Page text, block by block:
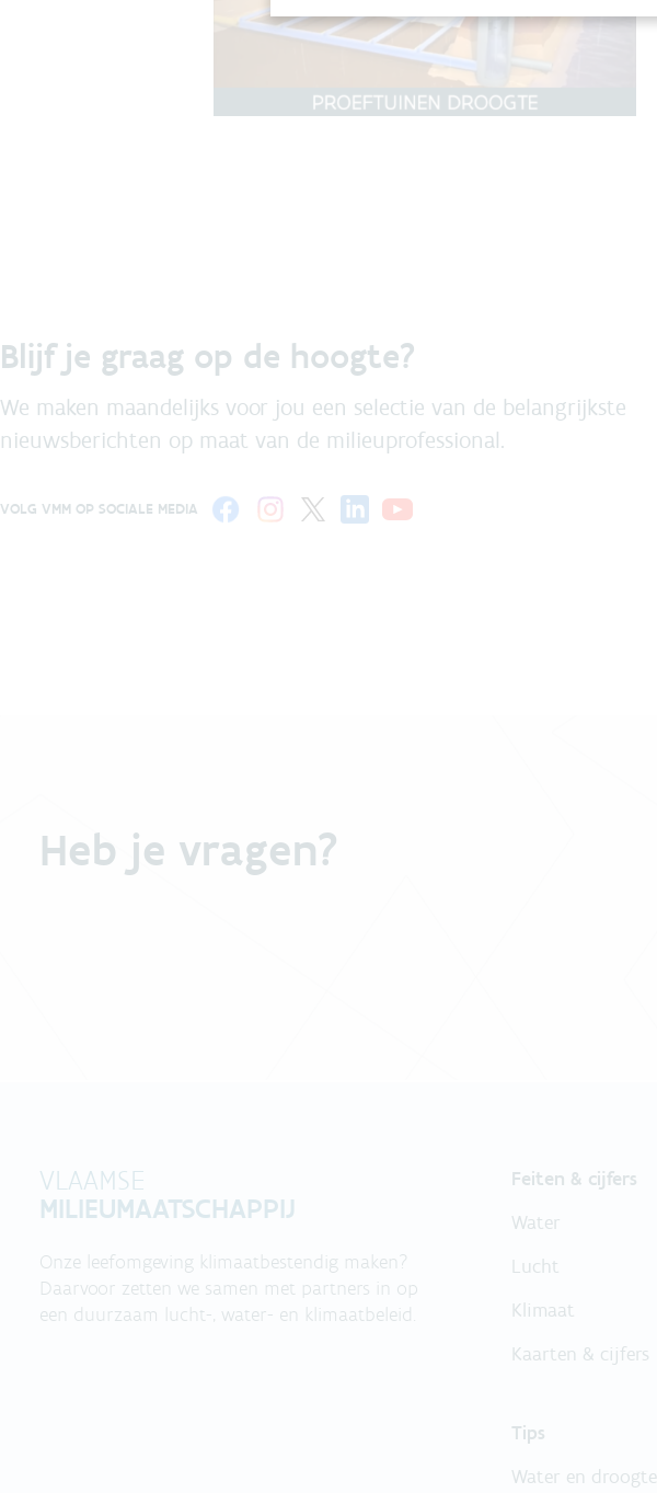
Blijf je graag op de hoogte?
We maken maandelijks voor jou een selectie van de belangrijkste
nieuwsberichten op maat van de milieuprofessional.
VOLG VMM OP SOCIALE MEDIA
Heb je vragen?
VLAAMSE
MILIEUMAATSCHAPPIJ
Onze leefomgeving klimaatbestendig maken?
Daarvoor zetten we samen met partners in op
een duurzaam lucht-, water- en klimaatbeleid.
Feiten & cijfers
Water
Lucht
Klimaat
Kaarten & cijfers
Tips
Water en droogte